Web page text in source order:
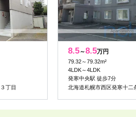
丁目
8.5～8.5万円
79.32～79.32m²
4LDK～4LDK
発寒中央駅 徒歩7分
北海道札幌市西区発寒十二